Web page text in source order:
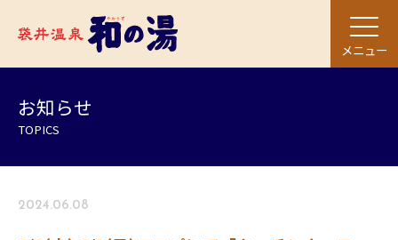
メニュー
お知らせ
TOPICS
2024.06.08